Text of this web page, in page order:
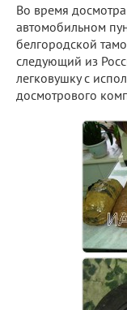
Во время
автомобильном
белгородской
следующий из
легковушку с
досмотрового